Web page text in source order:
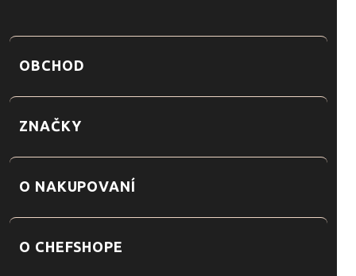
OBCHOD
ZNAČKY
O NAKUPOVANÍ
O CHEFSHOPE